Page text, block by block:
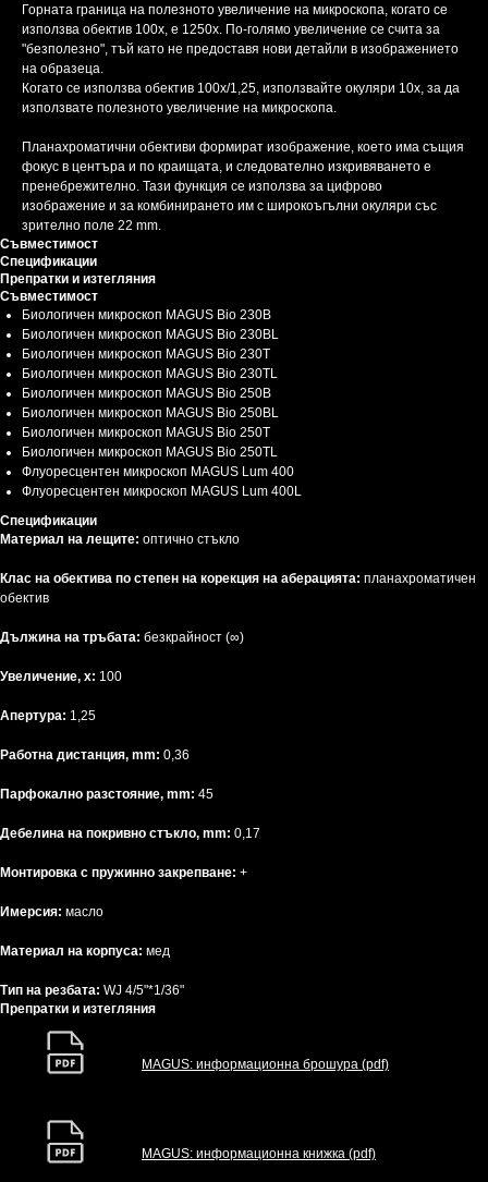
Горната граница на полезното увеличение на микроскопа, когато се
използва обектив 100x, е 1250x. По-голямо увеличение се счита за
"безполезно", тъй като не предоставя нови детайли в изображението
на образеца.
Когато се използва обектив 100x/1,25, използвайте окуляри 10x, за да
използвате полезното увеличение на микроскопа.
Планахроматични обективи формират изображение, което има същия
фокус в центъра и по краищата, и следователно изкривяването е
пренебрежително. Тази функция се използва за цифрово
изображение и за комбинирането им с широкоъгълни окуляри със
зрително поле 22 mm.
Съвместимост
Спецификации
Препратки и изтегляния
Съвместимост
Биологичен микроскоп MAGUS Bio 230B
Биологичен микроскоп MAGUS Bio 230BL
Биологичен микроскоп MAGUS Bio 230T
Биологичен микроскоп MAGUS Bio 230TL
Биологичен микроскоп MAGUS Bio 250B
Биологичен микроскоп MAGUS Bio 250BL
Биологичен микроскоп MAGUS Bio 250T
Биологичен микроскоп MAGUS Bio 250TL
Флуоресцентен микроскоп MAGUS Lum 400
Флуоресцентен микроскоп MAGUS Lum 400L
Спецификации
Материал на лещите: оптично стъкло
Клас на обектива по степен на корекция на аберацията: планахроматичен
обектив
Дължина на тръбата: безкрайност (∞)
Увеличение, x: 100
Апертура: 1,25
Работна дистанция, mm: 0,36
Парфокално разстояние, mm: 45
Дебелина на покривно стъкло, mm: 0,17
Монтировка с пружинно закрепване: +
Имерсия: масло
Материал на корпуса: мед
Тип на резбата: WJ 4/5"*1/36"
Препратки и изтегляния
MAGUS: информационна брошура (pdf)
MAGUS: информационна книжка (pdf)